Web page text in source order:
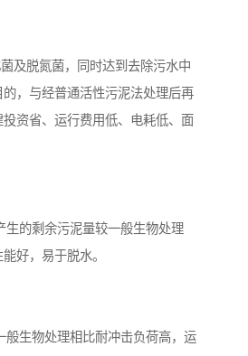
菌及脱氮菌，同时达到去除污水中
，与经普通活性污泥法处理后再
资省、运行费用低、电耗低、面
生的剩余污泥量较一般生物处理
好，易于脱水。
般生物处理相比耐冲击负荷高，运